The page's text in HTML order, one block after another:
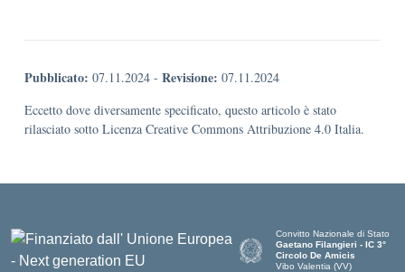
Pubblicato: 07.11.2024 - Revisione: 07.11.2024
Eccetto dove diversamente specificato, questo articolo è stato
rilasciato sotto Licenza Creative Commons Attribuzione 4.0 Italia.
Convitto Nazionale di Stato
Gaetano Filangieri - IC 3°
Circolo De Amicis
Vibo Valentia (VV)